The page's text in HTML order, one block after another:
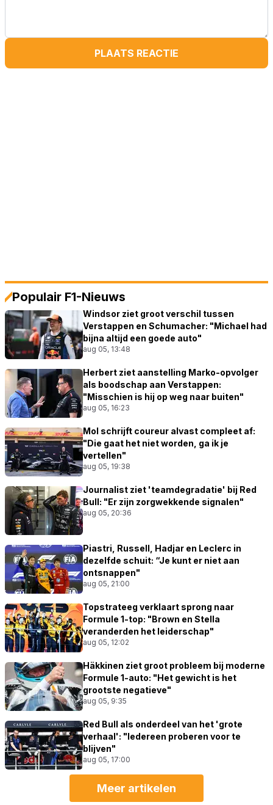
PLAATS REACTIE
Populair F1-Nieuws
Windsor ziet groot verschil tussen
Verstappen en Schumacher: "Michael had
bijna altijd een goede auto"
aug 05, 13:48
Herbert ziet aanstelling Marko-opvolger
als boodschap aan Verstappen:
"Misschien is hij op weg naar buiten"
aug 05, 16:23
Mol schrijft coureur alvast compleet af:
"Die gaat het niet worden, ga ik je
vertellen"
aug 05, 19:38
Journalist ziet 'teamdegradatie' bij Red
Bull: "Er zijn zorgwekkende signalen"
aug 05, 20:36
Piastri, Russell, Hadjar en Leclerc in
dezelfde schuit: “Je kunt er niet aan
ontsnappen"
aug 05, 21:00
Topstrateeg verklaart sprong naar
Formule 1-top: "Brown en Stella
veranderden het leiderschap"
aug 05, 12:02
Häkkinen ziet groot probleem bij moderne
Formule 1-auto: "Het gewicht is het
grootste negatieve"
aug 05, 9:35
Red Bull als onderdeel van het 'grote
verhaal': "Iedereen proberen voor te
blijven"
aug 05, 17:00
Meer artikelen